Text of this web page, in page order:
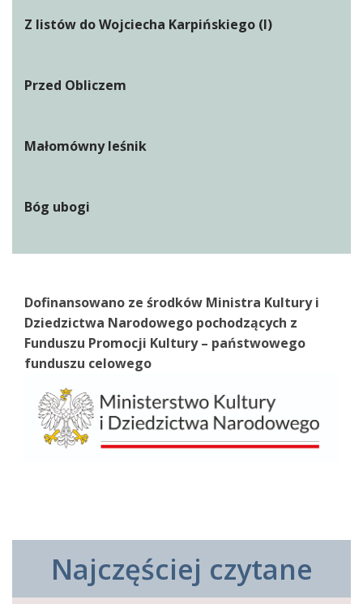
Z listów do Wojciecha Karpińskiego (I)
Przed Obliczem
Małomówny leśnik
Bóg ubogi
Dofinansowano ze środków Ministra Kultury i
Dziedzictwa Narodowego pochodzących z
Funduszu Promocji Kultury – państwowego
funduszu celowego
Najczęściej czytane